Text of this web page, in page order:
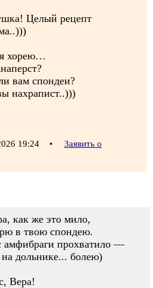
Целый рецепт
хорею…
вам спондеи?
нахрапист..)))
19:24 •
Заявить о
как же это мило,
в твою спондею.
прохватило —
дольнике... болею)
Вера!